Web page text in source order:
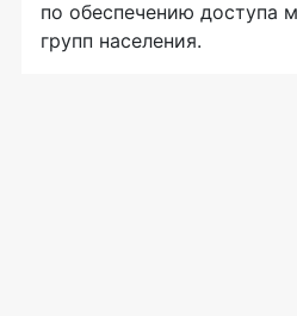
по обеспечению доступа
групп населения.